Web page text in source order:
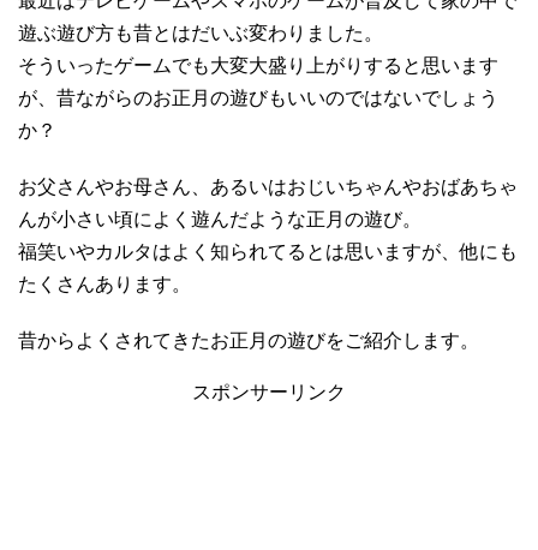
遊ぶ遊び方も昔とはだいぶ変わりました。
そういったゲームでも大変大盛り上がりすると思います
が、昔ながらのお正月の遊びもいいのではないでしょう
か？
お父さんやお母さん、あるいはおじいちゃんやおばあちゃ
んが小さい頃によく遊んだような正月の遊び。
福笑いやカルタはよく知られてるとは思いますが、他にも
たくさんあります。
昔からよくされてきたお正月の遊びをご紹介します。
スポンサーリンク